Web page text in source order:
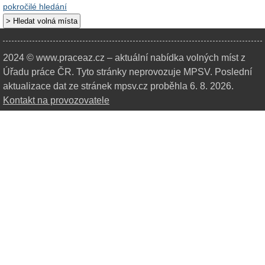
pokročilé hledání
2024 © www.praceaz.cz – aktuální nabídka volných míst z
Úřadu práce ČR. Tyto stránky neprovozuje MPSV. Poslední
aktualizace dat ze stránek mpsv.cz proběhla 6. 8. 2026.
Kontakt na provozovatele